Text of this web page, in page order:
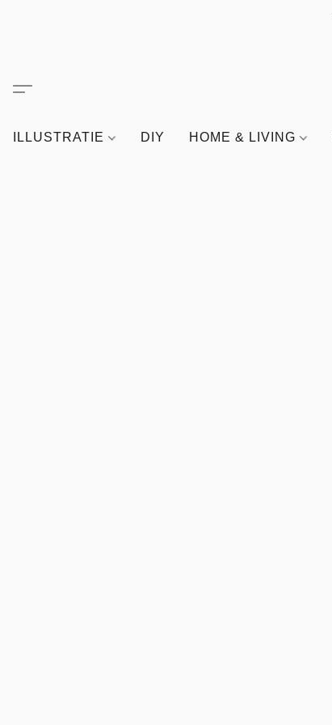
ILLUSTRATIE DIY HOME & LIVING